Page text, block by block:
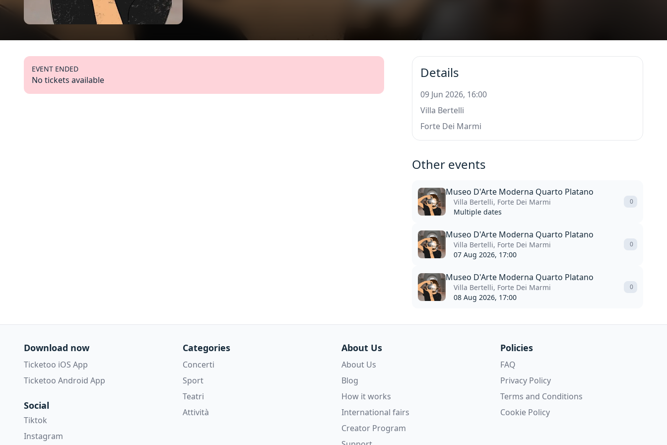
EVENT ENDED
No tickets available Details
09 Jun 2026, 16:00
Villa Bertelli
Forte Dei Marmi
Other events
Museo D'Arte Moderna Quarto Platano
Villa Bertelli, Forte Dei Marmi
Multiple dates
0
Museo D'Arte Moderna Quarto Platano
Villa Bertelli, Forte Dei Marmi
07 Aug 2026, 17:00
0
Museo D'Arte Moderna Quarto Platano
Villa Bertelli, Forte Dei Marmi
08 Aug 2026, 17:00
0
Download now
Ticketoo iOS App
Ticketoo Android App
Social
Tiktok
Instagram
Categories
Concerti
Sport
Teatri
Attività
About Us
About Us
Blog
How it works
International fairs
Creator Program
Policies
FAQ
Privacy Policy
Terms and Conditions
Cookie Policy